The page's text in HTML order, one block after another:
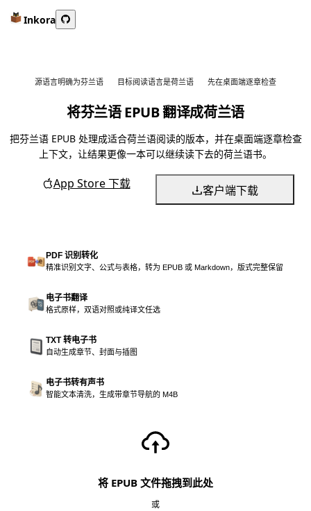
Inkora
源语言明确为芬兰语 目标阅读语言是荷兰语 先在桌面端逐章检查
将芬兰语 EPUB 翻译成荷兰语
把芬兰语 EPUB 处理成适合荷兰语阅读的版本，并在桌面端逐章检查
上下文，让结果更像一本可以继续读下去的荷兰语书。
App Store 下载 客户端下载
PDF 识别转化
精准识别文字、公式与表格，转为 EPUB 或 Markdown，版式完整保留
电子书翻译
格式原样，双语对照或纯译文任选
TXT 转电子书
自动生成章节、封面与插图
电子书转有声书
智能文本清洗，生成带章节导航的 M4B
将 EPUB 文件拖拽到此处
或